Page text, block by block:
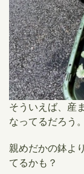
そういえば、産
なってるだろう。
親めだかの鉢よ
てるかも？